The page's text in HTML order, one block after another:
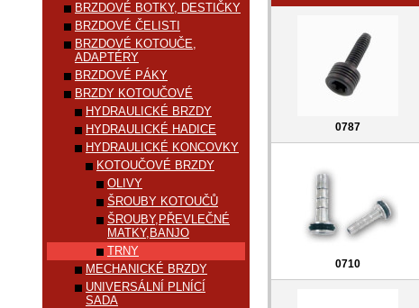
0787
0710
BRZDOVÉ BOTKY, DESTIČKY
BRZDOVÉ ČELISTI
BRZDOVÉ KOTOUČE,
ADAPTÉRY
BRZDOVÉ PÁKY
BRZDY KOTOUČOVÉ
HYDRAULICKÉ BRZDY
HYDRAULICKÉ HADICE
HYDRAULICKÉ KONCOVKY
KOTOUČOVÉ BRZDY
OLIVY
ŠROUBY KOTOUČŮ
ŠROUBY,PŘEVLEČNÉ
MATKY,BANJO
TRNY
MECHANICKÉ BRZDY
UNIVERSÁLNÍ PLNÍCÍ
SADA